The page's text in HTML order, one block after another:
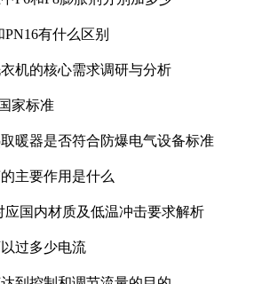
PN16有什么区别
机的核心需求调研与分析
家标准
暖器是否符合防爆电气设备标准
主要作用是什么
应国内材质及低温冲击要求解析
过多少电流